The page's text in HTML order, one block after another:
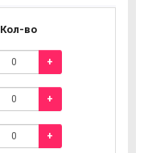
Кол-во
+
+
+